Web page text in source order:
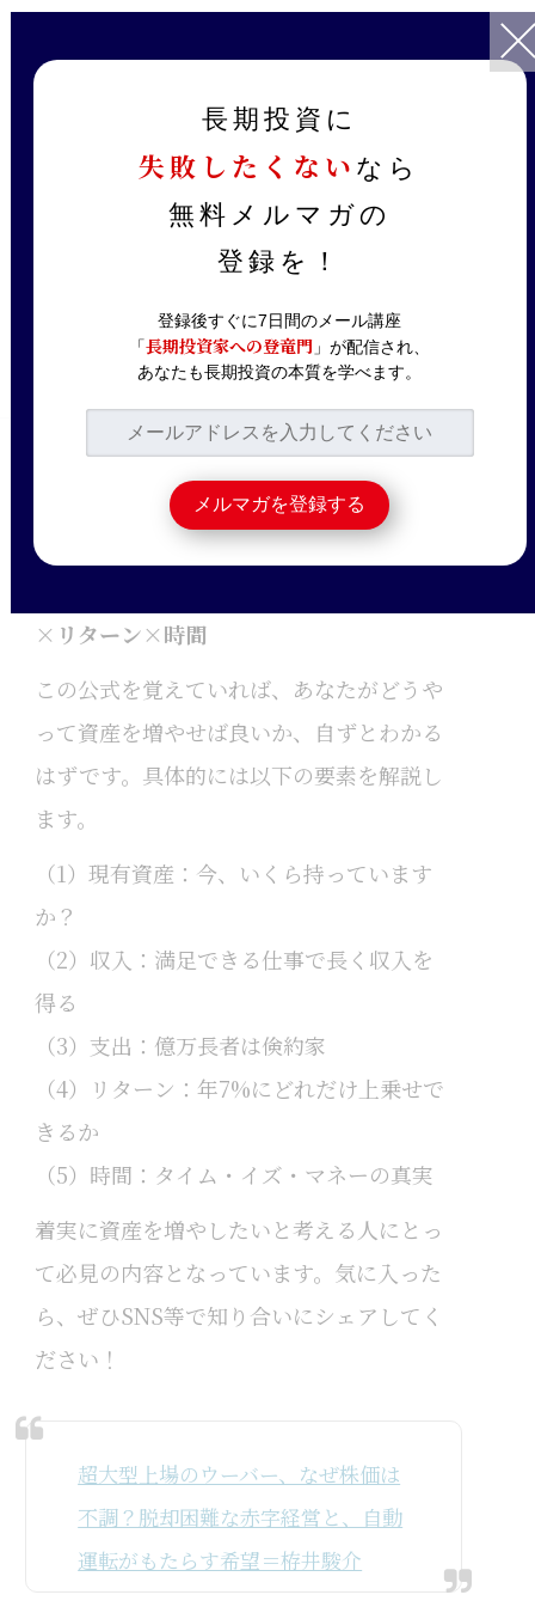
TOP
今すぐ動けば25年で億り人に。誰でも株で資産を増やせる公式と論
お金持ち
今すぐ動けば25年で
億り人に。誰でも株で
資産を増やせる公式と
論理的アプローチ
マネーボイスに記事を寄稿しました。
将来の資産は以下の公式で計算できます。
×リターン×時間
この公式を覚えていれば、あなたがどうや
って資産を増やせば良いか、自ずとわかる
はずです。具体的には以下の要素を解説し
ます。
（1）現有資産：今、いくら持っています
か？
（2）収入：満足できる仕事で長く収入を
得る
（3）支出：億万長者は倹約家
（4）リターン：年7%にどれだけ上乗せで
きるか
（5）時間：タイム・イズ・マネーの真実
着実に資産を増やしたいと考える人にとっ
て必見の内容となっています。気に入った
ら、ぜひSNS等で知り合いにシェアしてく
ださい！
超大型上場のウーバー、なぜ株価は
不調？脱却困難な赤字経営と、自動
運転がもたらす希望＝栫井駿介
長期投資に
失敗したくない なら
無料メルマガの
登録を！
登録後すぐに7日間のメール講座
「長期投資家への登竜門 」が配信され、
あなたも長期投資の本質を学べます。